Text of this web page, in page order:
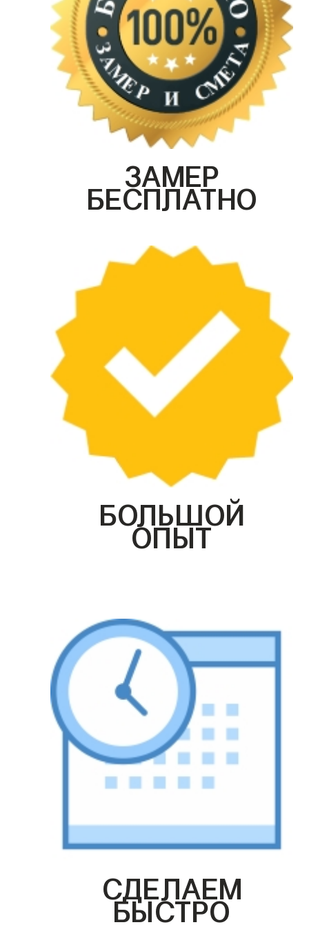
ЗАМЕР
БЕСПЛАТНО
БОЛЬШОЙ
ОПЫТ
СДЕЛАЕМ
БЫСТРО